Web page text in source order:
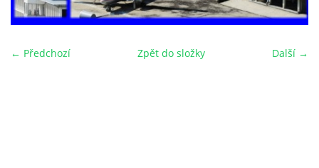
← Předchozí Další →
Zpět do složky